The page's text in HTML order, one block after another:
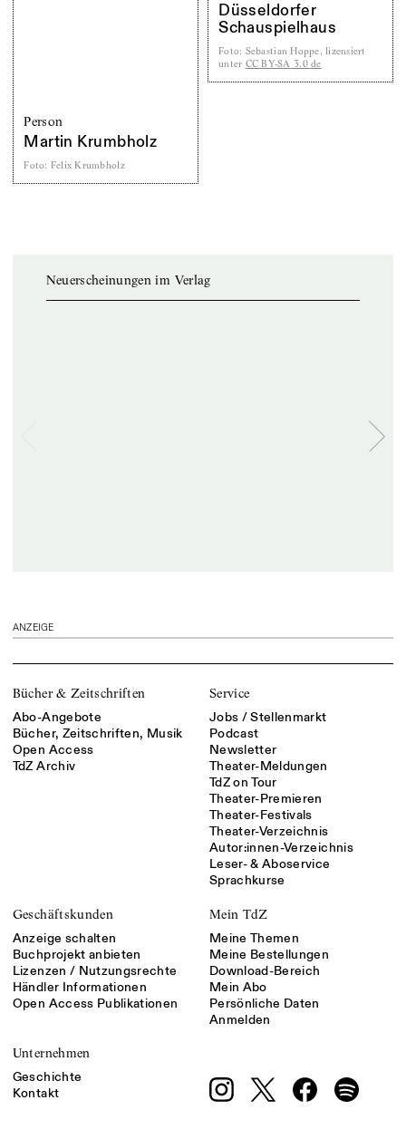
Person
Martin Krumbholz
Foto: Felix Krumbholz
Düsseldorfer
Schauspielhaus
Foto: Sebastian Hoppe, lizensiert
unter CC BY-SA 3.0 de
Neuerscheinungen im Verlag
ANZEIGE
Bücher & Zeitschriften
Abo-Angebote
Bücher, Zeitschriften, Musik
Open Access
TdZ Archiv
Service
Jobs / Stellenmarkt
Podcast
Newsletter
Theater-Meldungen
TdZ on Tour
Theater-Premieren
Theater-Festivals
Theater-Verzeichnis
Autor:innen-Verzeichnis
Leser- & Aboservice
Sprachkurse
Geschäftskunden
Anzeige schalten
Buchprojekt anbieten
Lizenzen / Nutzungsrechte
Händler Informationen
Open Access Publikationen
Mein TdZ
Meine Themen
Meine Bestellungen
Download-Bereich
Mein Abo
Persönliche Daten
Anmelden
Unternehmen
Geschichte
Kontakt